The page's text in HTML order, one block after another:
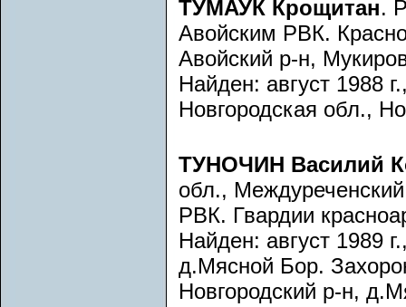
ТУМАУК Крощитан.
Авойским РВК.
Авойский р-н,
Найден: август 1988
Новгородская обл.,
ТУНОЧИН Василий
обл.,
РВК. Гвардии
Найден: август 1989
д.Мясной Бор.
Новгородский р-н,